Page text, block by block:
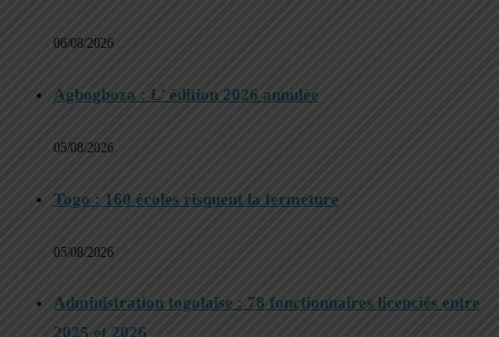
06/08/2026
Agbogboza : L’ édition 2026 annulée
05/08/2026
Togo : 160 écoles risquent la fermeture
05/08/2026
Administration togolaise : 78 fonctionnaires licenciés entre
2025 et 2026